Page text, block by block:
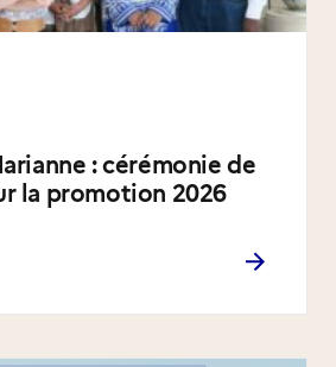
: cérémonie de
la promotion 2026